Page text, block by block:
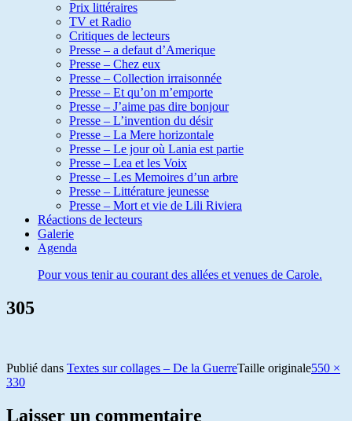
Prix littéraires
TV et Radio
Critiques de lecteurs
Presse – a defaut d’Amerique
Presse – Chez eux
Presse – Collection irraisonnée
Presse – Et qu’on m’emporte
Presse – J’aime pas dire bonjour
Presse – L’invention du désir
Presse – La Mere horizontale
Presse – Le jour où Lania est partie
Presse – Lea et les Voix
Presse – Les Memoires d’un arbre
Presse – Littérature jeunesse
Presse – Mort et vie de Lili Riviera
Réactions de lecteurs
Galerie
Agenda
Pour vous tenir au courant des allées et venues de Carole.
305
Publié dans Textes sur collages – De la GuerreTaille originale550 ×
330
Laisser un commentaire